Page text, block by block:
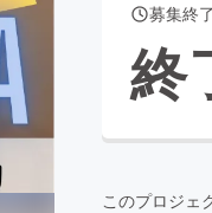
Creation
コミュニティ
募集終
終
このプロジェ